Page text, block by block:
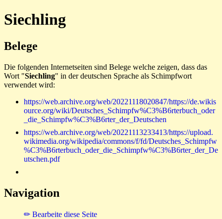
Siechling
Belege
Die folgenden Internetseiten sind Belege welche zeigen, dass das
Wort "Siechling" in der deutschen Sprache als Schimpfwort
verwendet wird:
https://web.archive.org/web/20221118020847/https://de.wikis
ource.org/wiki/Deutsches_Schimpfw%C3%B6rterbuch_oder
_die_Schimpfw%C3%B6rter_der_Deutschen
https://web.archive.org/web/20221113233413/https://upload.
wikimedia.org/wikipedia/commons/f/fd/Deutsches_Schimpfw
%C3%B6rterbuch_oder_die_Schimpfw%C3%B6rter_der_De
utschen.pdf
Navigation
✏ Bearbeite diese Seite